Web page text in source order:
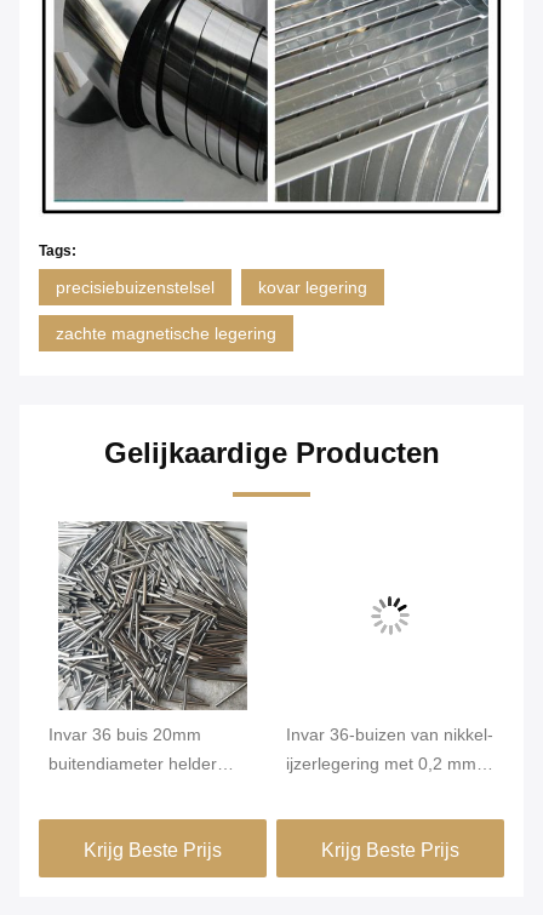
Tags:
precisiebuizenstelsel kovar legering
zachte magnetische legering
Gelijkaardige Producten
Invar 36 buis 20mm
buitendiameter helder
dimensionale stabiliteit
FeNi36 legering
precisiebuizen
Krijg Beste Prijs
Invar 36-buizen van nikkel-
ijzerlegering met 0,2 mm
oppervlak voor hoge
dimensie stabiliteit in
groene gebouwen
Krijg Beste Prijs